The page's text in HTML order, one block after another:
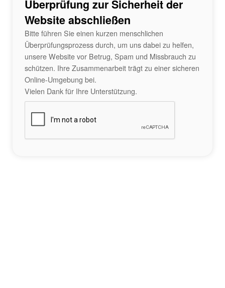
Überprüfung zur Sicherheit der
Website abschließen
Bitte führen Sie einen kurzen menschlichen
Überprüfungsprozess durch, um uns dabei zu helfen,
unsere Website vor Betrug, Spam und Missbrauch zu
schützen. Ihre Zusammenarbeit trägt zu einer sicheren
Online-Umgebung bei.
Vielen Dank für Ihre Unterstützung.